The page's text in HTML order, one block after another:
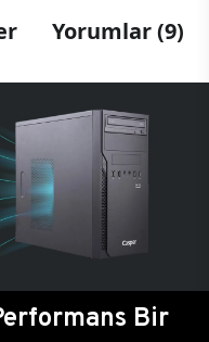
Yorumlar (9)
Bir